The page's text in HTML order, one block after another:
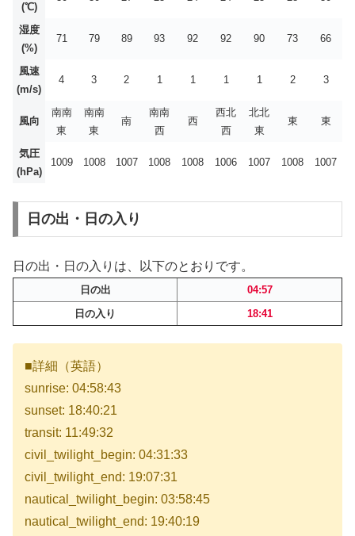
(℃)
湿度
(%)
71 79 89 93 92 92 90 73 66
風速
(m/s)
4 3 2 1 1 1 1 2 3
風向
南南
東
南南
東
南
南南
西
西
西北
西
北北
東
東 東
気圧
(hPa)
1009 1008 1007 1008 1008 1006 1007 1008 1007
日の出・日の入り
日の出・日の入りは、以下のとおりです。
日の出
04:57
日の入り
18:41
■詳細（英語）
sunrise: 04:58:43
sunset: 18:40:21
transit: 11:49:32
civil_twilight_begin: 04:31:33
civil_twilight_end: 19:07:31
nautical_twilight_begin: 03:58:45
nautical_twilight_end: 19:40:19